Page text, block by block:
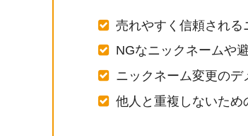
売れやすく信頼され
NGなニックネームや
ニックネーム変更のデ
他人と重複しないため